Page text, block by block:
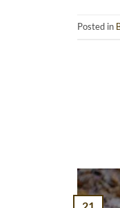
Posted in